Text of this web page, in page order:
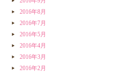
2016年8月
2016年7月
2016年5月
2016年4月
2016年3月
2016年2月